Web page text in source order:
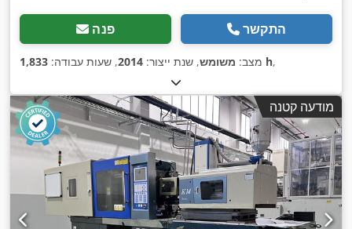
פנה התקשר
מצב: משומש, שנת ייצור: 2014, שעות עבודה: 1,833 h,
מודעה קטנה